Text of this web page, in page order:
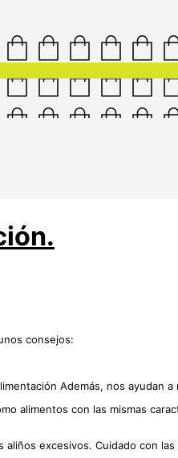
consejos:
Además, nos ayudan
alimentos con las mismas
excesivos. Cuidado con